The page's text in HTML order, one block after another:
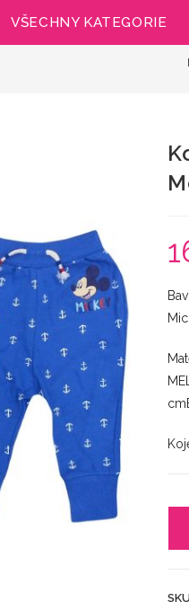
VŠECHNY KATEGORIE